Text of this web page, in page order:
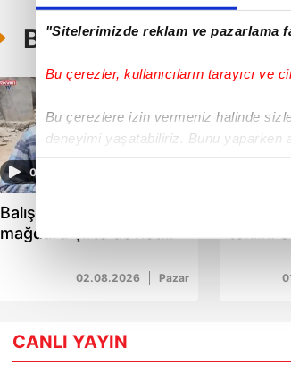
"Sitelerimizde reklam ve pazarlama
Bu çerezler, kullanıcıların tarayıcı ve
Bu çerezlere izin vermeniz halinde
deneyimi yaşatabiliriz. Bunu yaparken
çerezler vasıtasıyla çeşitli kişisel
Bunlar da Var
07:16
Balışeyh'teki yangın
mağduru çifte devlet
02.08.2026 Pazar
CANLI YAYIN